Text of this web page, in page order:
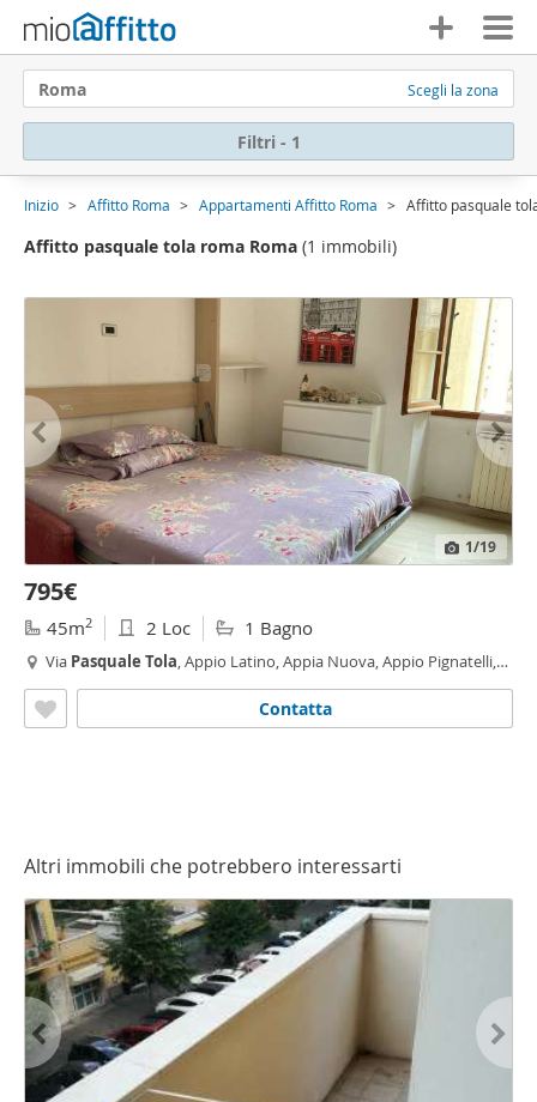
Roma Scegli la zona
Filtri - 1
Inizio Affitto Roma Appartamenti Affitto Roma Affitto pasquale
Affitto pasquale tola roma Roma (1 immobili)
1/19
795€
45m2 2 Loc 1 Bagno
Via Pasquale Tola, Appio Latino, Appia Nuova, Appio Pignatelli,
Contatta
Altri immobili che potrebbero interessarti